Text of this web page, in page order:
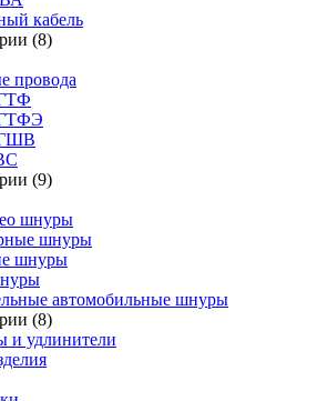
кабель
(8)
провода
(9)
шнуры
шнуры
шнуры
автомобильные шнуры
(8)
и удлинители